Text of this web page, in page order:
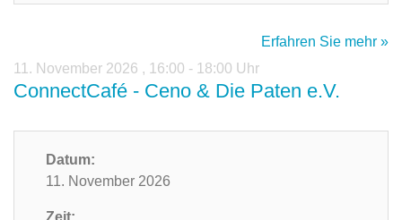
Erfahren Sie mehr »
11. November 2026 , 16:00 - 18:00 Uhr
ConnectCafé - Ceno & Die Paten e.V.
Datum:
11. November 2026